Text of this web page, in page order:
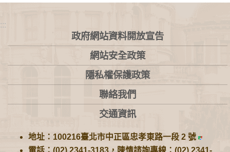
:::
政府網站資料開放宣告
網站安全政策
隱私權保護政策
聯絡我們
交通資訊
地址：100216臺北市中正區忠孝東路一段 2 號